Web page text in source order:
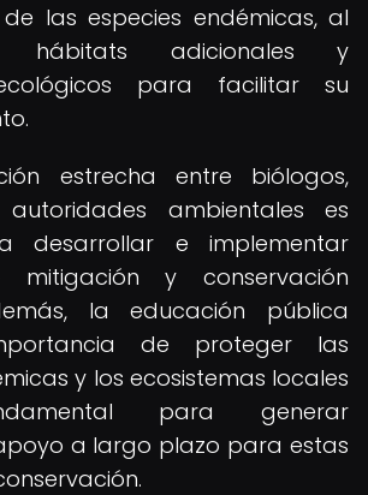
las especies endémicas, al
hábitats adicionales y
para facilitar su
estrecha entre biólogos,
ambientales es
desarrollar e implementar
mitigación y conservación
la educación pública
de proteger las
y los ecosistemas locales
para generar
a largo plazo para estas